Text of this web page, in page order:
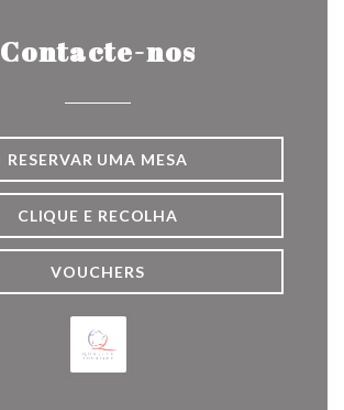
Contacte-nos
RESERVAR UMA MESA
CLIQUE E RECOLHA
VOUCHERS